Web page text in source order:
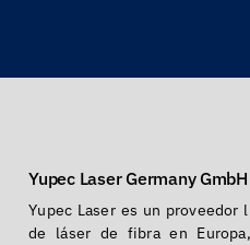
Yupec Laser Germany GmbH
Yupec Laser es un proveedor
de láser de fibra en